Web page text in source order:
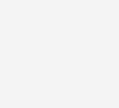
hiermit als PDF